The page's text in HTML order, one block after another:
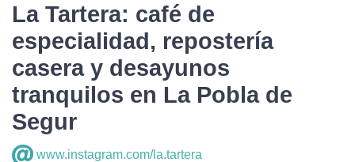
La Tartera: café de
especialidad, repostería
casera y desayunos
tranquilos en La Pobla de
Segur
www.instagram.com/la.tartera